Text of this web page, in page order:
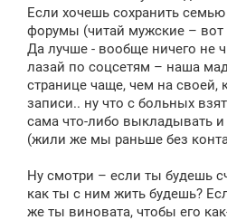
и
Если хочешь сохранить
форумы (читай мужские –
Да лучше - вообще ничего не
лазай по соцсетям – наша
странице чаще, чем на своей,
записи.. ну что с больных
сама что-либо выкладывать и
(жили же мы раньше без
Ну смотри – если ты будешь
как ты с ним жить будешь?
же ты виновата, чтобы его